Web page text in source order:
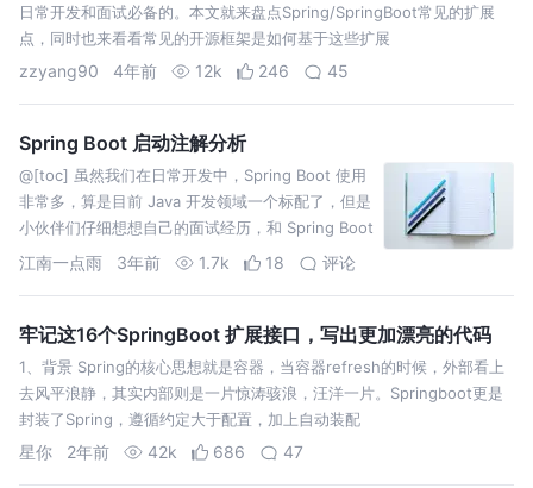
日常开发和面试必备的。本文就来盘点Spring/SpringBoot常见的扩展
点，同时也来看看常见的开源框架是如何基于这些扩展
zzyang90 4年前 12k 246 45
Spring Boot 启动注解分析
@[toc] 虽然我们在日常开发中，Spring Boot 使用
非常多，算是目前 Java 开发领域一个标配了，但是
小伙伴们仔细想想自己的面试经历，和 Spring Boot
相关的面试题都有哪些？个
江南一点雨 3年前 1.7k 18 评论
牢记这16个SpringBoot 扩展接口，写出更加漂亮的代码
1、背景 Spring的核心思想就是容器，当容器refresh的时候，外部看上
去风平浪静，其实内部则是一片惊涛骇浪，汪洋一片。Springboot更是
封装了Spring，遵循约定大于配置，加上自动装配
星你 2年前 42k 686 47